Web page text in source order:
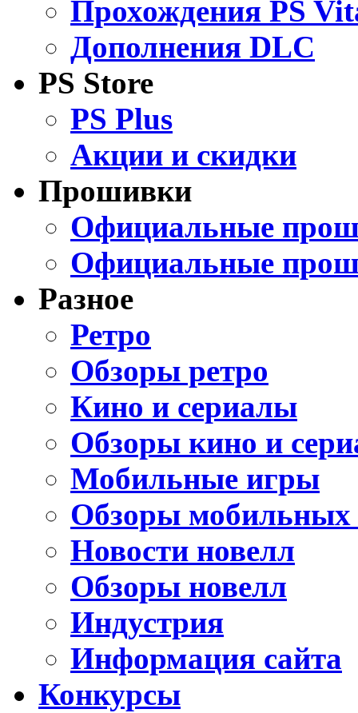
Прохождения PS
Дополнения DLC
PS Store
PS Plus
Акции и скидки
Прошивки
Официальные
Официальные
Разное
Ретро
Обзоры ретро
Кино и сериалы
Обзоры кино и
Мобильные игры
Обзоры мобильных
Новости новелл
Обзоры новелл
Индустрия
Информация сайта
Конкурсы